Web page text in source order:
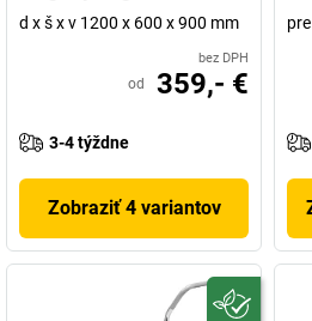
d x š x v 1200 x 600 x 900 mm
bez DPH
od 359,- €
3-4 týždne
Zobraziť 4 variantov